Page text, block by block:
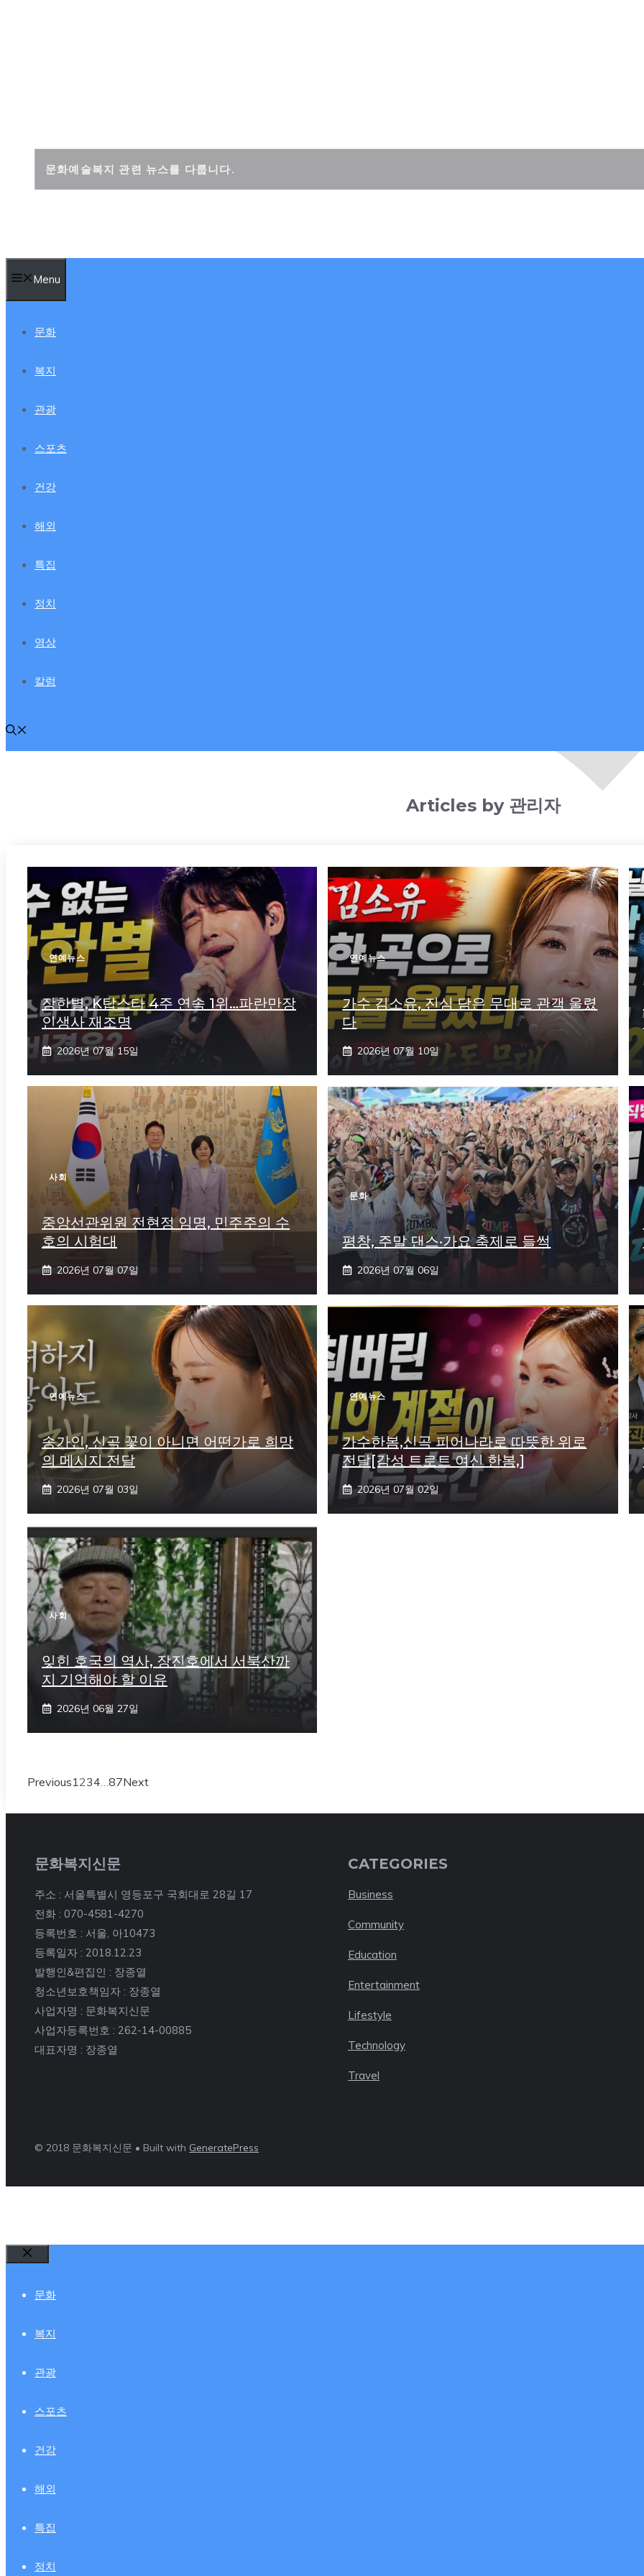
문화예술복지 관련 뉴스를 다룹니다.
Menu
문화
복지
관광
스포츠
건강
해외
특집
정치
영상
칼럼
Articles by 관리자
연예뉴스
장한별, K탑스타 4주 연속 1위…파란만장
인생사 재조명
2026년 07월 15일
연예뉴스
가수 김소유, 진심 담은 무대로 관객 울렸
다
2026년 07월 10일
사회
중앙선관위원 전현정 임명, 민주주의 수
호의 시험대
2026년 07월 07일
문화
평창, 주말 댄스·가요 축제로 들썩
2026년 07월 06일
연예뉴스
송가인, 신곡 꽃이 아니면 어떤가로 희망
의 메시지 전달
2026년 07월 03일
연예뉴스
가수한봄,신곡 피어나라로 따뜻한 위로
전달[감성 트로트 여신 한봄,]
2026년 07월 02일
사회
잊힌 호국의 역사, 장진호에서 서북산까
지 기억해야 할 이유
2026년 06월 27일
Previous1 234 87Next
문화복지신문
주소 : 서울특별시 영등포구 국회대로 28길 17
전화 : 070-4581-4270
등록번호 : 서울, 아10473
등록일자 : 2018.12.23
발행인&편집인 : 장종열
청소년보호책임자 : 장종열
사업자명 : 문화복지신문
사업자등록번호 : 262-14-00885
대표자명 : 장종열
CATEGORIES
Business
Community
Education
Entertainment
Lifestyle
Technology
Travel
© 2018 문화복지신문 • Built with GeneratePress
Close
문화
복지
관광
스포츠
건강
해외
특집
정치